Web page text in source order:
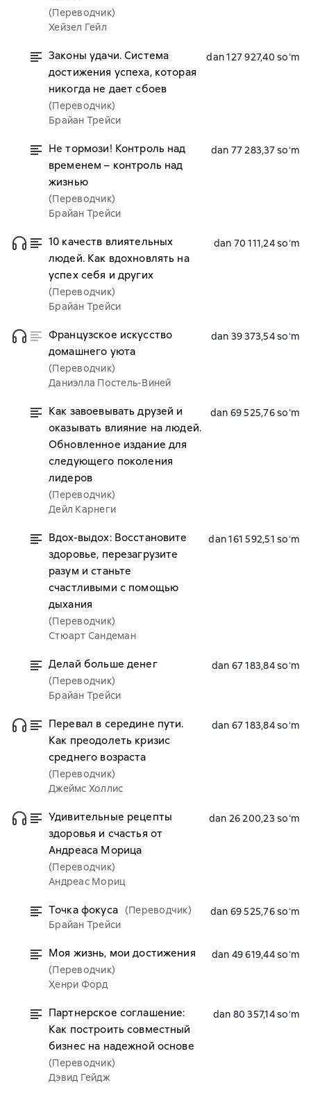
(Переводчик)
Хейзел Гейл
Законы удачи. Система
достижения успеха, которая
никогда не дает сбоев
(Переводчик)
Брайан Трейси
dan 127 927,40 soʻm
Не тормози! Контроль над
временем – контроль над
жизнью
(Переводчик)
Брайан Трейси
dan 77 283,37 soʻm
10 качеств влиятельных
людей. Как вдохновлять на
успех себя и других
(Переводчик)
Брайан Трейси
dan 70 111,24 soʻm
Французское искусство
домашнего уюта
(Переводчик)
Даниэлла Постель-Виней
dan 39 373,54 soʻm
Как завоевывать друзей и
оказывать влияние на людей.
Обновленное издание для
следующего поколения
лидеров
(Переводчик)
Дейл Карнеги
dan 69 525,76 soʻm
Вдох-выдох: Восстановите
здоровье, перезагрузите
разум и станьте
счастливыми с помощью
дыхания
(Переводчик)
Стюарт Сандеман
dan 161 592,51 soʻm
Делай больше денег
(Переводчик)
Брайан Трейси
dan 67 183,84 soʻm
Перевал в середине пути.
Как преодолеть кризис
среднего возраста
(Переводчик)
Джеймс Холлис
dan 67 183,84 soʻm
Удивительные рецепты
здоровья и счастья от
Андреаса Морица
(Переводчик)
Андреас Мориц
dan 26 200,23 soʻm
Точка фокуса (Переводчик)
Брайан Трейси
dan 69 525,76 soʻm
Моя жизнь, мои достижения
(Переводчик)
Ҳенри Форд
dan 49 619,44 soʻm
Партнерское соглашение:
Как построить совместный
бизнес на надежной основе
(Переводчик)
Дэвид Гейдж
dan 80 357,14 soʻm